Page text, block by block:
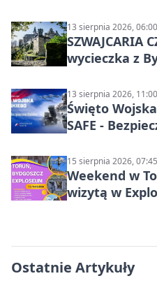
13 sierpnia 2026, 06:00
SZWAJCARIA
wycieczka z
13 sierpnia 2026, 11:00
Święto
SAFE -
15 sierpnia 2026, 07:45
Weekend w
wizytą w
Ostatnie Artykuły